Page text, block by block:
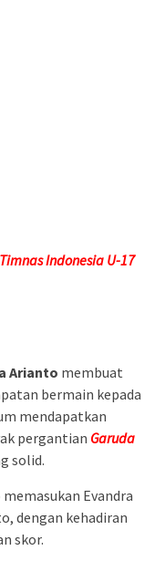
Indonesia U-17
Arianto membuat
bermain kepada
mendapatkan
pergantian Garuda
solid.
Evandra
dengan kehadiran
skor.